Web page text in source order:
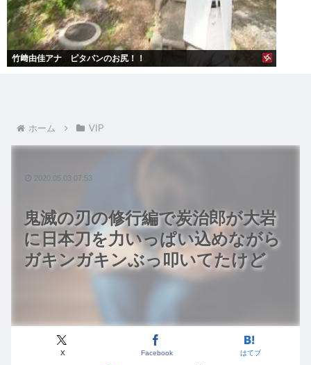
竹﨑由佳アナ ピタパンのお尻！！
ホーム VIP
鬼滅の刃の修行編で炭治郎が大岩
に日本刀を力いっぱい込めながら
ガキンガキンぶっ叩いてたけど
X Facebook はてブ
2020.05.03 07:53